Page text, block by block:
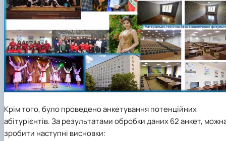
Крім того, було проведено анкетування потенційних
абітурієнтів. За результатами обробки даних 62 анкет,
зробити наступні висновки: